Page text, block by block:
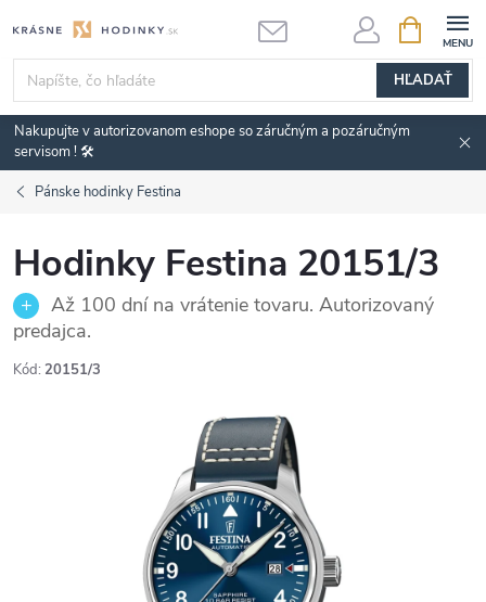
na
obsah
HĽADAŤ
KOŠÍK
Nakupujte v autorizovanom eshope so záručným a pozáručným
servisom ! 🛠️
Pánske hodinky Festina
Hodinky Festina 20151/3
Až 100 dní na vrátenie tovaru. Autorizovaný
predajca.
Kód: 20151/3